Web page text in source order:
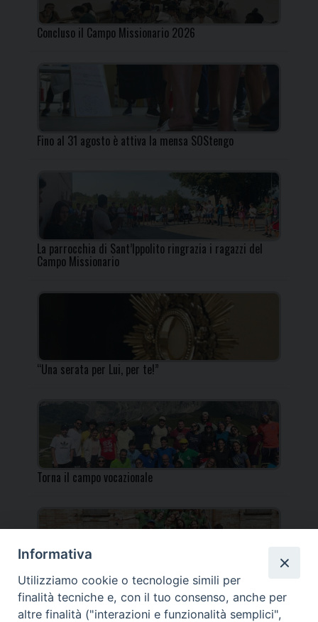
Concluso il Campo Missionario 2026
Fino al 31 agosto è attiva la mensa SOStengo
La parrocchia di Sant’Ippolito ringrazia i ragazzi del
Campo Missionario
“Una serata per Lui, per te!”
Torna il campo vocazionale
Torna il Campo Missionario Diocesano
Informativa
Utilizziamo cookie o tecnologie simili per
finalità tecniche e, con il tuo consenso, anche per
altre finalità ("interazioni e funzionalità semplici",